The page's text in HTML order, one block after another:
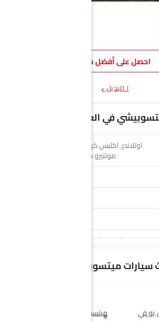
احصل على أفضل سعر
١ البديل
في العربيةالسعودية
مونتيرو سبورت, ميتسوبيشي ASX
إس يو في, سيدان, هاتشباك, بيك أب
ميتسوبيشي الخاص بك
يو في
ميتسوبيشي سيدان سيارات